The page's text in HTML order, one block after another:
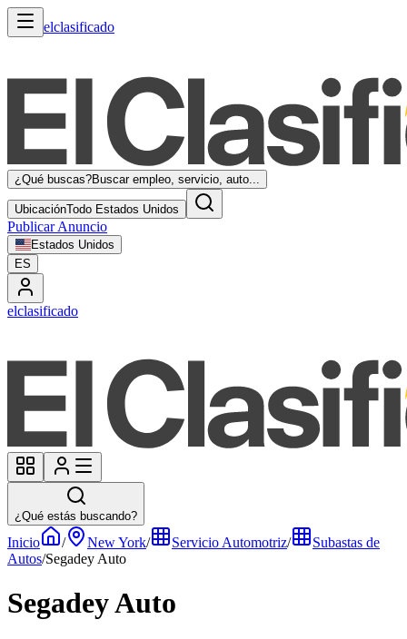
elclasificado
¿Qué buscas?Buscar empleo, servicio, auto...
UbicaciónTodo Estados Unidos
Publicar Anuncio
Estados Unidos
ES
elclasificado
¿Qué estás buscando?
Inicio / New York/ Servicio Automotriz/
Subastas de
Autos/Segadey Auto
Segadey Auto